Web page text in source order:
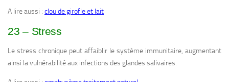
A lire aussi : clou de girofle et lait
23 – Stress
Le stress chronique peut affaiblir le système immunitaire, augmentant
ainsi la vulnérabilité aux infections des glandes salivaires.